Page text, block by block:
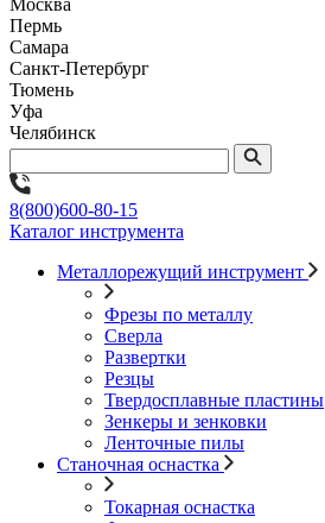
Москва
Пермь
Самара
Санкт-Петербург
Тюмень
Уфа
Челябинск
8(800)600-80-15
Каталог инструмента
Металлорежущий инструмент
Фрезы по металлу
Сверла
Развертки
Резцы
Твердосплавные пластины
Зенкеры и зенковки
Ленточные пилы
Станочная оснастка
Токарная оснастка